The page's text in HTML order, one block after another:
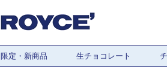
限定・新商品 生チョコレート